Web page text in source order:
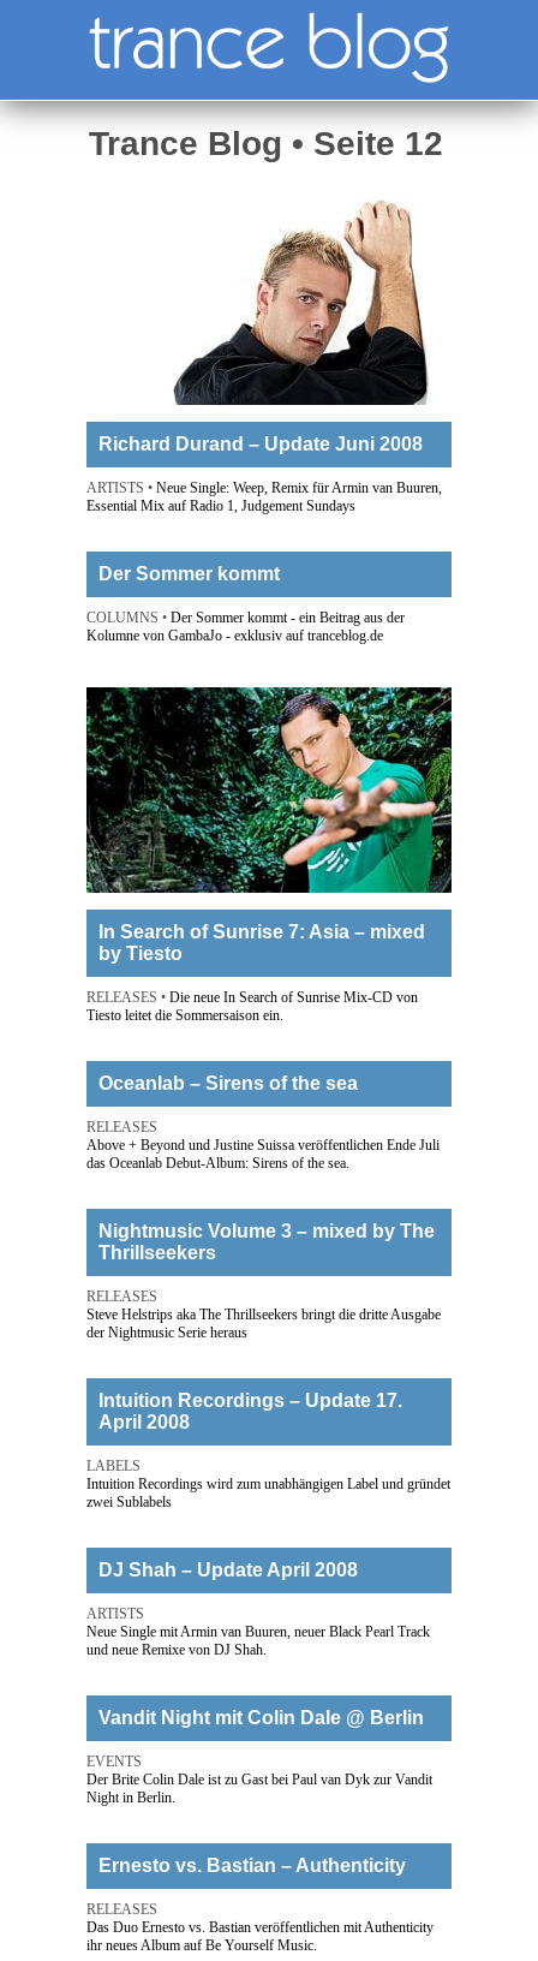
Trance Blog • Seite 12
Richard Durand – Update Juni 2008
ARTISTS • Neue Single: Weep, Remix für Armin van Buuren,
Essential Mix auf Radio 1, Judgement Sundays
Der Sommer kommt
COLUMNS • Der Sommer kommt - ein Beitrag aus der
Kolumne von GambaJo - exklusiv auf tranceblog.de
In Search of Sunrise 7: Asia – mixed
by Tiesto
RELEASES • Die neue In Search of Sunrise Mix-CD von
Tiesto leitet die Sommersaison ein.
Oceanlab – Sirens of the sea
RELEASES
Above + Beyond und Justine Suissa veröffentlichen Ende Juli
das Oceanlab Debut-Album: Sirens of the sea.
Nightmusic Volume 3 – mixed by The
Thrillseekers
RELEASES
Steve Helstrips aka The Thrillseekers bringt die dritte Ausgabe
der Nightmusic Serie heraus
Intuition Recordings – Update 17.
April 2008
LABELS
Intuition Recordings wird zum unabhängigen Label und gründet
zwei Sublabels
DJ Shah – Update April 2008
ARTISTS
Neue Single mit Armin van Buuren, neuer Black Pearl Track
und neue Remixe von DJ Shah.
Vandit Night mit Colin Dale @ Berlin
EVENTS
Der Brite Colin Dale ist zu Gast bei Paul van Dyk zur Vandit
Night in Berlin.
Ernesto vs. Bastian – Authenticity
RELEASES
Das Duo Ernesto vs. Bastian veröffentlichen mit Authenticity
ihr neues Album auf Be Yourself Music.